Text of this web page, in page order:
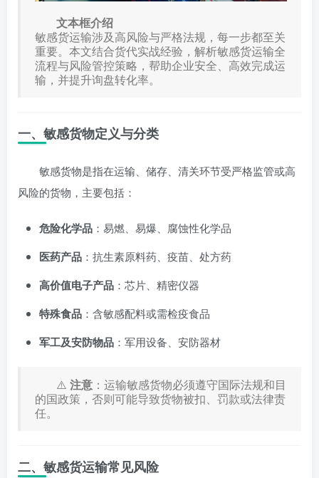
文本框介绍
敏感货运输涉及高风险与严格法规，每一步都至关
重要。本文结合货代实战经验，解析敏感货运输全
流程与风险管控策略，帮助企业安全、高效完成运
输，并提升询盘转化率。
一、敏感货物定义与分类
敏感货物是指在运输、储存、清关环节受严格监管或高
风险的货物，主要包括：
危险化学品 ：易燃、易爆、腐蚀性化学品
医药产品 ：抗生素原料药、疫苗、处方药
高价值电子产品 ：芯片、精密仪器
特殊食品 ：含敏感配料或需检疫食品
军工及安防物品 ：军用设备、安防器材
⚠️ 注意 ：运输敏感货物必须遵守国际法规和目
的国政策，否则可能导致货物被扣、罚款或法律责
任。
二、敏感货运输常见风险